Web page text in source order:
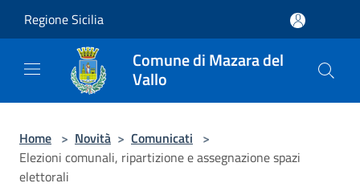
Regione Sicilia
Comune di Mazara del
Vallo
Home > Novità > Comunicati >
Elezioni comunali, ripartizione e assegnazione spazi
elettorali